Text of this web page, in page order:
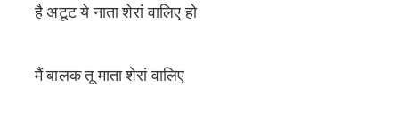
है अटूट ये नाता शेरां वालिए हो
मैं बालक तू माता शेरां वालिए